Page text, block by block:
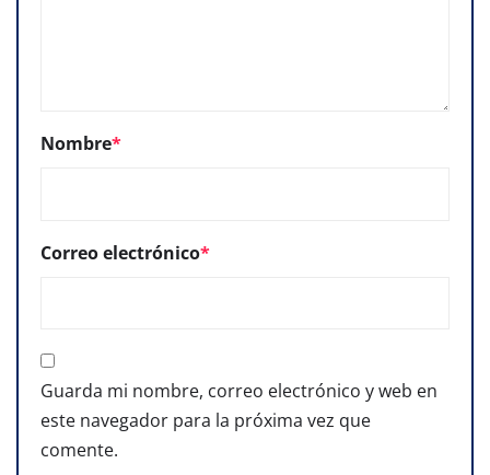
Nombre*
Correo electrónico*
Guarda mi nombre, correo electrónico y web en
este navegador para la próxima vez que
comente.